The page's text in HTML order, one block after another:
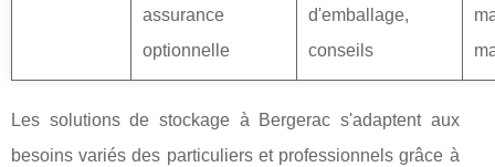
assurance
optionnelle
d'emballage,
conseils
Les solutions de stockage à Bergerac s'adaptent aux
besoins variés des particuliers et professionnels grâce à